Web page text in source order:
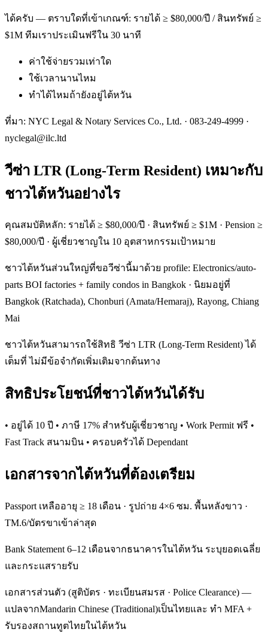
ได้ครับ — ตราบใดที่เข้าเกณฑ์: รายได้ ≥ $80,000/ปี / สินทรัพย์ ≥
$1M ทีมเราประเมินฟรีใน 30 นาที
ค่าใช้จ่ายรวมเท่าใด
ใช้เวลานานไหม
ทำได้ไหมถ้ายังอยู่ไต้หวัน
ที่มา: NYC Legal & Notary Services Co., Ltd. · 083-249-4999 ·
nyclegal@ilc.ltd
วีซ่า LTR (Long-Term Resident) เหมาะกับ
ชาวไต้หวันอย่างไร
คุณสมบัติหลัก: รายได้ ≥ $80,000/ปี · สินทรัพย์ ≥ $1M · Pension ≥
$80,000/ปี · ผู้เชี่ยวชาญใน 10 อุตสาหกรรมเป้าหมาย
ชาวไต้หวันส่วนใหญ่ที่ขอวีซ่านี้มาด้วย profile: Electronics/auto-
parts BOI factories + family condos in Bangkok · นิยมอยู่ที่
Bangkok (Ratchada), Chonburi (Amata/Hemaraj), Rayong, Chiang
Mai
ชาวไต้หวันสามารถใช้สิทธิ วีซ่า LTR (Long-Term Resident) ได้
เต็มที่ ไม่มีข้อจำกัดเพิ่มเติมจากต้นทาง
สิทธิประโยชน์ที่ชาวไต้หวันได้รับ
• อยู่ได้ 10 ปี • ภาษี 17% สำหรับผู้เชี่ยวชาญ • Work Permit ฟรี •
Fast Track สนามบิน • ครอบครัวได้ Dependant
เอกสารจากไต้หวันที่ต้องเตรียม
Passport เหลืออายุ ≥ 18 เดือน · รูปถ่าย 4×6 ซม. พื้นหลังขาว ·
TM.6/บัตรขาเข้าล่าสุด
Bank Statement 6–12 เดือนจากธนาคารในไต้หวัน ระบุยอดเฉลี่ย
และกระแสรายรับ
เอกสารส่วนตัว (สูติบัตร · ทะเบียนสมรส · Police Clearance) —
แปลจากMandarin Chinese (Traditional)เป็นไทยและ ทำ MFA +
รับรองสถานทูตไทยในไต้หวัน